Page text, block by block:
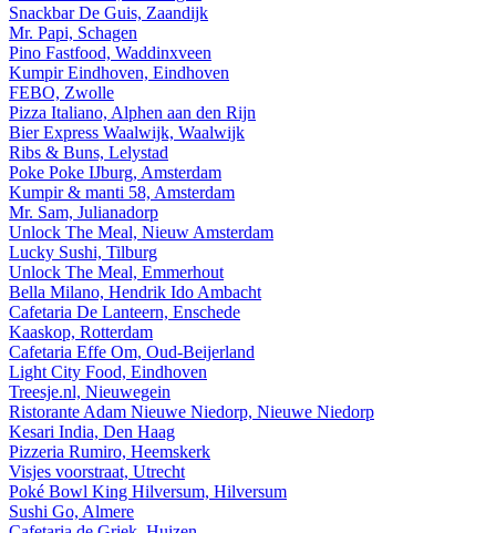
Snackbar De Guis, Zaandijk
Mr. Papi, Schagen
Pino Fastfood, Waddinxveen
Kumpir Eindhoven, Eindhoven
FEBO, Zwolle
Pizza Italiano, Alphen aan den Rijn
Bier Express Waalwijk, Waalwijk
Ribs & Buns, Lelystad
Poke Poke IJburg, Amsterdam
Kumpir & manti 58, Amsterdam
Mr. Sam, Julianadorp
Unlock The Meal, Nieuw Amsterdam
Lucky Sushi, Tilburg
Unlock The Meal, Emmerhout
Bella Milano, Hendrik Ido Ambacht
Cafetaria De Lanteern, Enschede
Kaaskop, Rotterdam
Cafetaria Effe Om, Oud-Beijerland
Light City Food, Eindhoven
Treesje.nl, Nieuwegein
Ristorante Adam Nieuwe Niedorp, Nieuwe Niedorp
Kesari India, Den Haag
Pizzeria Rumiro, Heemskerk
Visjes voorstraat, Utrecht
Poké Bowl King Hilversum, Hilversum
Sushi Go, Almere